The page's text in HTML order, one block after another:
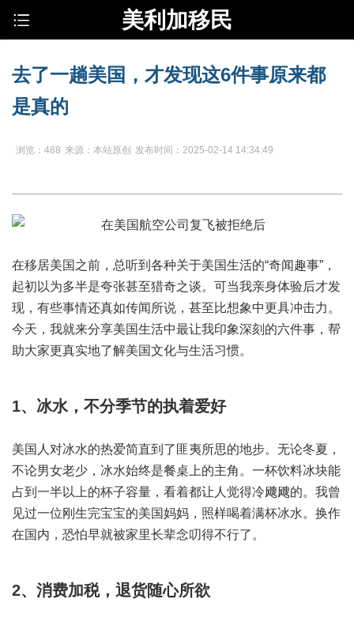
美利加移民
去了一趟美国，才发现这6件事原来都
是真的
浏览：488 来源：本站原创 发布时间：2025-02-14 14:34:49
在移居美国之前，总听到各种关于美国生活的“奇闻趣事”，
起初以为多半是夸张甚至猎奇之谈。可当我亲身体验后才发
现，有些事情还真如传闻所说，甚至比想象中更具冲击力。
今天，我就来分享美国生活中最让我印象深刻的六件事，帮
助大家更真实地了解美国文化与生活习惯。
1、冰水，不分季节的执着爱好
美国人对冰水的热爱简直到了匪夷所思的地步。无论冬夏，
不论男女老少，冰水始终是餐桌上的主角。一杯饮料冰块能
占到一半以上的杯子容量，看着都让人觉得冷飕飕的。我曾
见过一位刚生完宝宝的美国妈妈，照样喝着满杯冰水。换作
在国内，恐怕早就被家里长辈念叨得不行了。
2、消费加税，退货随心所欲